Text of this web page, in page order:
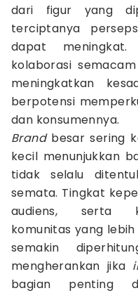
dari figur yang
terciptanya
dapat
kolaborasi
meningkatkan
berpotensi
dan konsumennya.
Brand besar sering
kecil menunjukkan
tidak selalu
semata. Tingkat
audiens, serta
komunitas yang
semakin
mengherankan jika
bagian penting